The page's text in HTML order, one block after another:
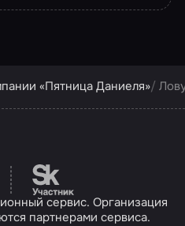
«Пятница Даниеля»
Перейти на сайт
сервис. Организация
партнерами сервиса.